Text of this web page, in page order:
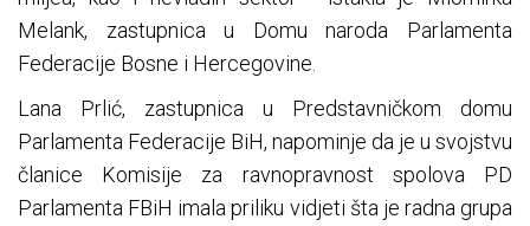
Melank, zastupnica u Domu naroda Parlamenta
Federacije Bosne i Hercegovine.
Lana Prlić, zastupnica u Predstavničkom domu
Parlamenta Federacije BiH, napominje da je u svojstvu
članice Komisije za ravnopravnost spolova PD
Parlamenta FBiH imala priliku vidjeti šta je radna grupa